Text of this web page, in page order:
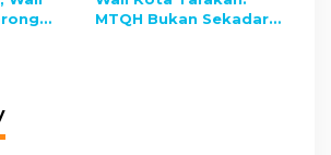
MTQH Bukan Sekadar